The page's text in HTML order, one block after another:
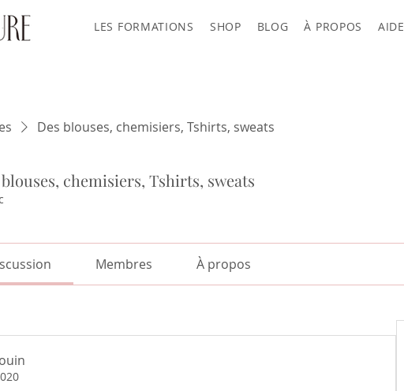
LES FORMATIONS SHOP BLOG À PROPOS AIDE
Des blouses, chemisiers, Tshirts, sweats
blouses, chemisiers, Tshirts, sweats
Membres À propos